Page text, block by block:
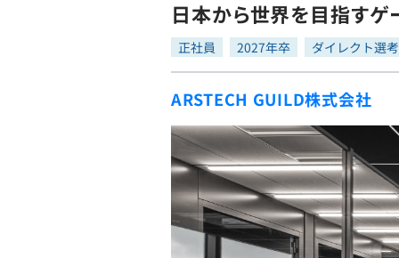
転職成功ガイド
転職エージェント
転職成功ガイド
新卒エージェ
イベント・セ
インタビュー
就活成功ガイド
日本から世界を目指すゲ
正社員 2027年卒 ダイレクト選考
ARSTECH GUILD株式会社